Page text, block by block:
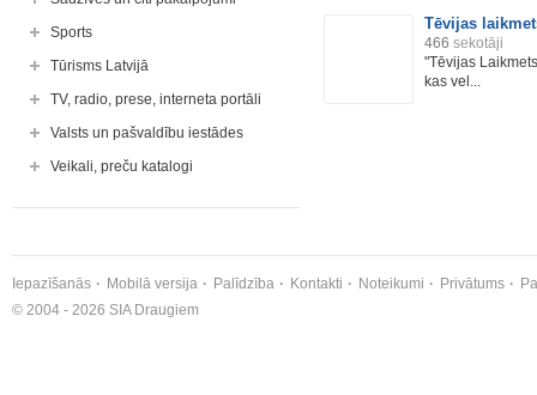
Sports
Tūrisms Latvijā
TV, radio, prese, interneta portāli
Valsts un pašvaldību iestādes
Veikali, preču katalogi
Tēvijas
466 sekotāji
"Tēvijas
kas vel...
Iepazīšanās Mobilā versija Palīdzība Kontakti Noteikumi Privātums
© 2004 - 2026 SIA Draugiem